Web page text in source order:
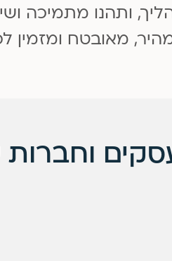
ותהנו מתמיכה
מאובטח ומזמין